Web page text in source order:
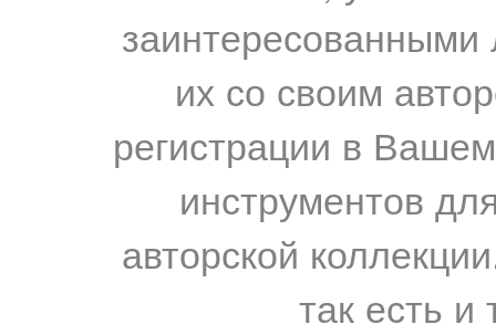
их со своим
регистрации в
инструментов
авторской
так есть и